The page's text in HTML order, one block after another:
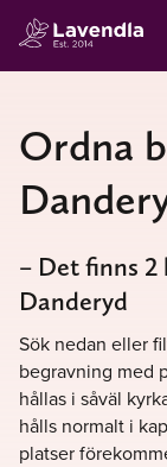
Ordna
– Det finns 2
Danderyd
Sök nedan eller
begravning med
hållas i såväl
hålls normalt i
platser